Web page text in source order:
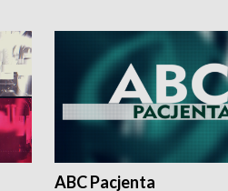
ABC Pacjenta